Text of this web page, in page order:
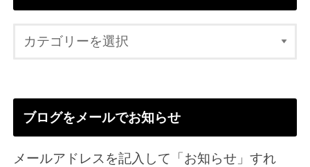
ブログをメールでお知らせ
メールアドレスを記入して「お知らせ」すれ